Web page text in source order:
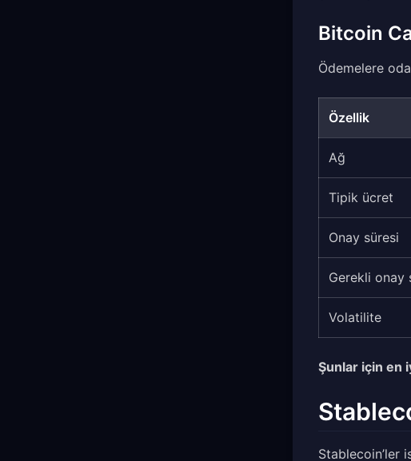
Bitcoin
Ödemelere
Özellik
Ağ
Tipik ücret
Onay süresi
Gerekli onay
Volatilite
Şunlar için en
Stablecoin’ler